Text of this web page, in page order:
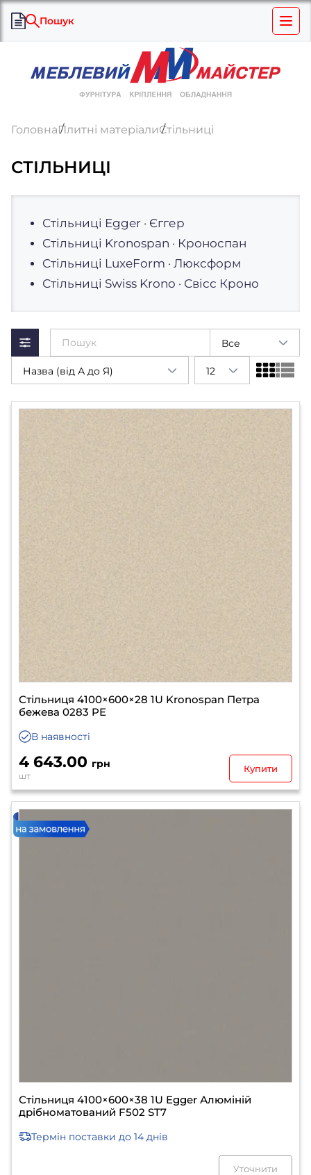
Пошук
ГоловнаПлитні матеріалиСтільниці
СТІЛЬНИЦІ
Стільниці Egger · Єггер
Стільниці Kronospan · Кроноспан
Стільниці LuxeForm · Люксформ
Стільниці Swiss Krono · Свісс Кроно
Все
Назва (від А до Я) 12
Стільниця 4100×600×28 1U Kronospan Петра
бежева 0283 PE
В наявності
4 643.00 грн
шт
Купити
Стільниця 4100×600×38 1U Egger Алюміній
дрібноматований F502 ST7
Термін поставки до 14 днів
Уточнити